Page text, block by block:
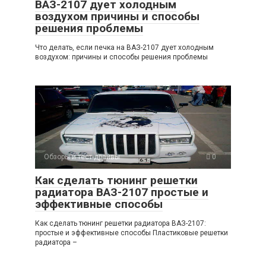
ВАЗ-2107 дует холодным
воздухом причины и способы
решения проблемы
Что делать, если печка на ВАЗ-2107 дует холодным
воздухом: причины и способы решения проблемы
Обзоры и тест-драйвы 0
Как сделать тюнинг решетки
радиатора ВАЗ-2107 простые и
эффективные способы
Как сделать тюнинг решетки радиатора ВАЗ-2107:
простые и эффективные способы Пластиковые решетки
радиатора –